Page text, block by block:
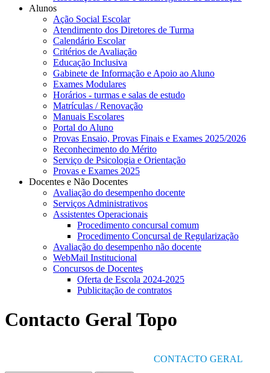
Alunos
Ação Social Escolar
Atendimento dos Diretores de Turma
Calendário Escolar
Critérios de Avaliação
Educação Inclusiva
Gabinete de Informação e Apoio ao Aluno
Exames Modulares
Horários - turmas e salas de estudo
Matrículas / Renovação
Manuais Escolares
Portal do Aluno
Provas Ensaio, Provas Finais e Exames 2025/2026
Reconhecimento do Mérito
Serviço de Psicologia e Orientação
Provas e Exames 2025
Docentes e Não Docentes
Avaliação do desempenho docente
Serviços Administrativos
Assistentes Operacionais
Procedimento concursal comum
Procedimento Concursal de Regularização
Avaliação do desempenho não docente
WebMail Institucional
Concursos de Docentes
Oferta de Escola 2024-2025
Publicitação de contratos
Contacto Geral Topo
CONTACTO GERAL